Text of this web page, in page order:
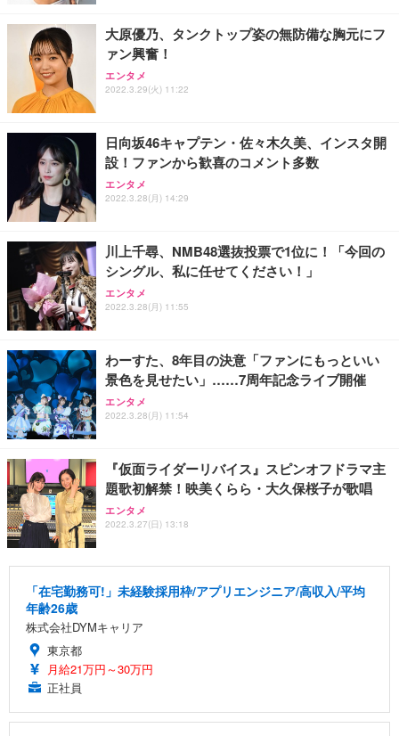
大原優乃、タンクトップ姿の無防備な胸元にフ
ァン興奮！
エンタメ
2022.3.29(火) 11:22
日向坂46キャプテン・佐々木久美、インスタ開
設！ファンから歓喜のコメント多数
エンタメ
2022.3.28(月) 14:29
川上千尋、NMB48選抜投票で1位に！「今回の
シングル、私に任せてください！」
エンタメ
2022.3.28(月) 11:55
わーすた、8年目の決意「ファンにもっといい
景色を見せたい」……7周年記念ライブ開催
エンタメ
2022.3.28(月) 11:54
『仮面ライダーリバイス』スピンオフドラマ主
題歌初解禁！映美くらら・大久保桜子が歌唱
エンタメ
2022.3.27(日) 13:18
「在宅勤務可!」未経験採用枠/アプリエンジニア/高収入/平均
年齢26歳
株式会社DYMキャリア
東京都
月給21万円～30万円
正社員